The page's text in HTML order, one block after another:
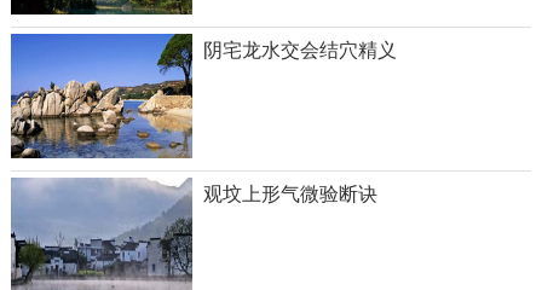
阴宅龙水交会结穴精义
观坟上形气微验断诀